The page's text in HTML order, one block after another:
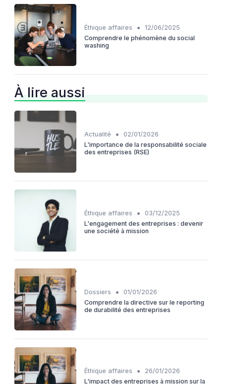
Éthique affaires •
12/06/2025
Comprendre le phénomène du social
washing
À lire aussi
Actualité •
02/01/2026
L'importance de la responsabilité sociale
des entreprises (RSE)
Éthique affaires •
03/12/2025
L'engagement des entreprises : devenir
une société à mission
Dossiers •
01/01/2026
Comprendre la directive sur le reporting
de durabilité des entreprises
Éthique affaires •
26/01/2026
L'impact des entreprises à mission sur la